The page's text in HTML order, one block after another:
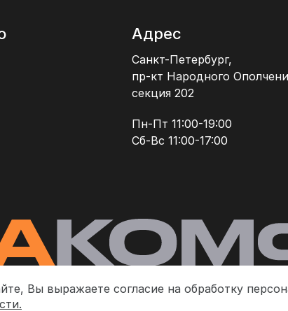
Вы выражаете согласие на обработку
Адрес
Санкт-Петербург,
пр-кт Народного
секция 202
Пн-Пт 11:00-19:00
Сб-Вс 11:00-17:00